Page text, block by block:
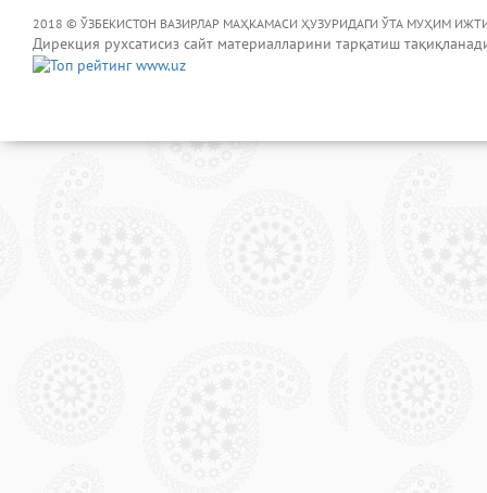
2018 © ЎЗБЕКИСТОН ВАЗИРЛАР МАҲКАМАСИ ҲУЗУРИДАГИ ЎТА МУҲИМ
Дирекция рухсатисиз сайт материалларини тарқатиш